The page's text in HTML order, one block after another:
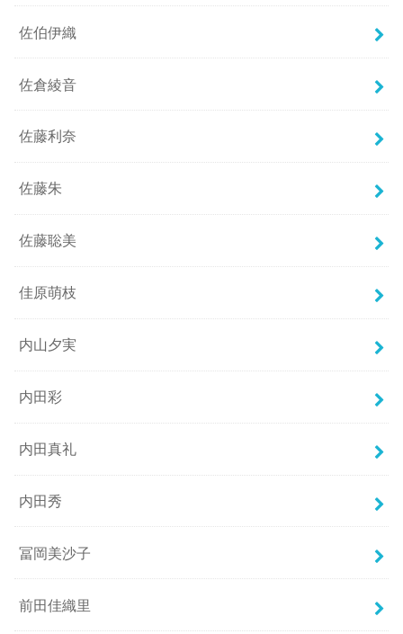
佐伯伊織
佐倉綾音
佐藤利奈
佐藤朱
佐藤聡美
佳原萌枝
内山夕実
内田彩
内田真礼
内田秀
冨岡美沙子
前田佳織里